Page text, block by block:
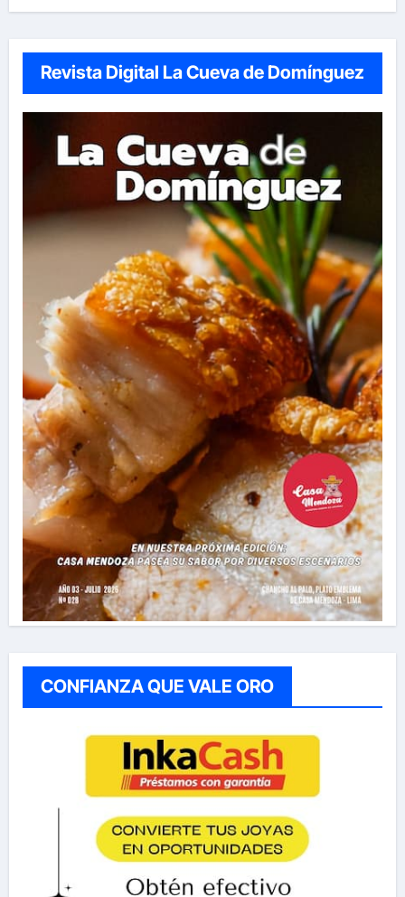
Revista Digital La Cueva de Domínguez
CONFIANZA QUE VALE ORO